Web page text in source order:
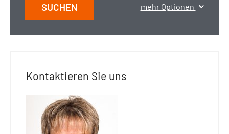
SUCHEN mehr Optionen
Kontaktieren Sie uns